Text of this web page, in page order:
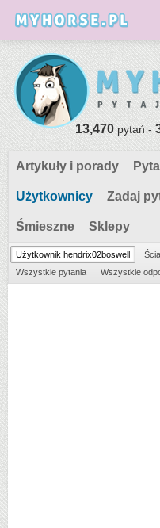
13,470pytań -
Artykuły i porady
Użytkownicy Zadaj
Śmieszne Sklepy
Użytkownik hendrix02boswell
Wszystkie pytania
Wszystkie